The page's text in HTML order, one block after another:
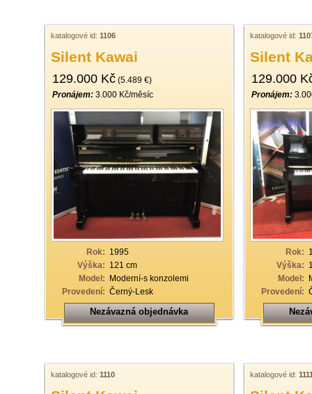
katalogové id: 1106
Silent Kawai
129.000 Kč (5.489 €)
Pronájem: 3.000 Kč/měsíc
Rok: 1995
Výška: 121 cm
Model: Moderní-s konzolemi
Provedení: Černý-Lesk
Nezávazná objednávka
katalogové id:
Silent
129.000
Pronájem:
Rok:
Výška:
Model:
Provedení:
katalogové id: 1110 katalogové id: